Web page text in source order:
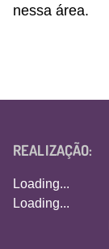
nessa área.
REALIZAÇÃO:
Loading...
Loading...